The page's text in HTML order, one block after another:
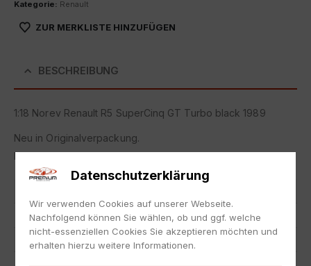
Kategorie: Renault
ZUR MERKLISTE HINZUFÜGEN
BESCHREIBUNG
1:18 Norev Renault R5 SuperCinq GT Turbo black 1989
Neu in Originalverpackung.
NEW with box.
EAN 3551091852445
NOREV
Maßstab 1:18
Datenschutzerklärung
Wir verwenden Cookies auf unserer Webseite.
Nachfolgend können Sie wählen, ob und ggf. welche
nicht-essenziellen Cookies Sie akzeptieren möchten und
erhalten hierzu weitere Informationen.